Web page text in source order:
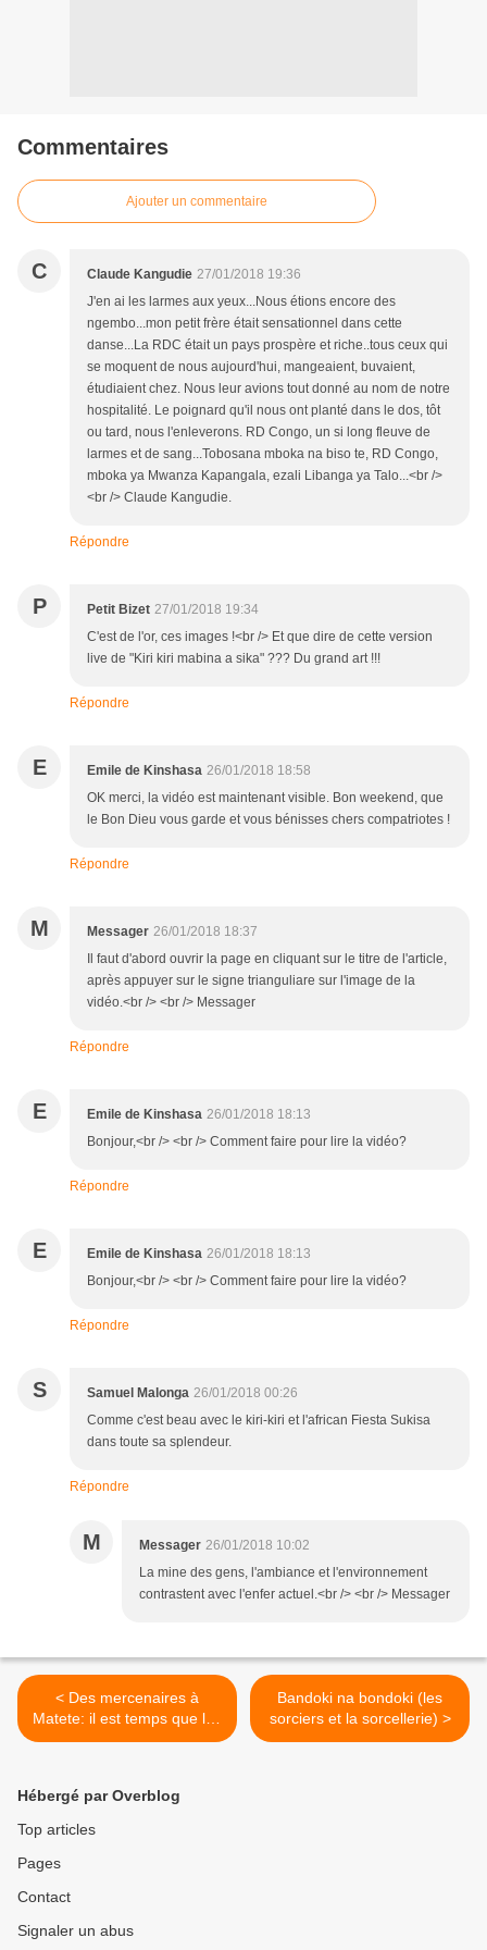
Commentaires
Ajouter un commentaire
C Claude Kangudie 27/01/2018 19:36
J'en ai les larmes aux yeux...Nous étions encore des
ngembo...mon petit frère était sensationnel dans cette
danse...La RDC était un pays prospère et riche..tous ceux qui
se moquent de nous aujourd'hui, mangeaient, buvaient,
étudiaient chez. Nous leur avions tout donné au nom de notre
hospitalité. Le poignard qu'il nous ont planté dans le dos, tôt
ou tard, nous l'enleverons. RD Congo, un si long fleuve de
larmes et de sang...Tobosana mboka na biso te, RD Congo,
mboka ya Mwanza Kapangala, ezali Libanga ya Talo...<br />
<br /> Claude Kangudie.
Répondre
P Petit Bizet 27/01/2018 19:34
C'est de l'or, ces images !<br /> Et que dire de cette version
live de "Kiri kiri mabina a sika" ??? Du grand art !!!
Répondre
E Emile de Kinshasa 26/01/2018 18:58
OK merci, la vidéo est maintenant visible. Bon weekend, que
le Bon Dieu vous garde et vous bénisses chers compatriotes !
Répondre
M Messager 26/01/2018 18:37
Il faut d'abord ouvrir la page en cliquant sur le titre de l'article,
après appuyer sur le signe trianguliare sur l'image de la
vidéo.<br /> <br /> Messager
Répondre
E Emile de Kinshasa 26/01/2018 18:13
Bonjour,<br /> <br /> Comment faire pour lire la vidéo?
Répondre
E Emile de Kinshasa 26/01/2018 18:13
Bonjour,<br /> <br /> Comment faire pour lire la vidéo?
Répondre
S Samuel Malonga 26/01/2018 00:26
Comme c'est beau avec le kiri-kiri et l'african Fiesta Sukisa
dans toute sa splendeur.
Répondre
M Messager 26/01/2018 10:02
La mine des gens, l'ambiance et l'environnement
contrastent avec l'enfer actuel.<br /> <br /> Messager
< Des mercenaires à
Matete: il est temps que les
congolais usent des flèches
Bandoki na bondoki (les
sorciers et la sorcellerie) >
Hébergé par Overblog
Top articles
Pages
Contact
Signaler un abus